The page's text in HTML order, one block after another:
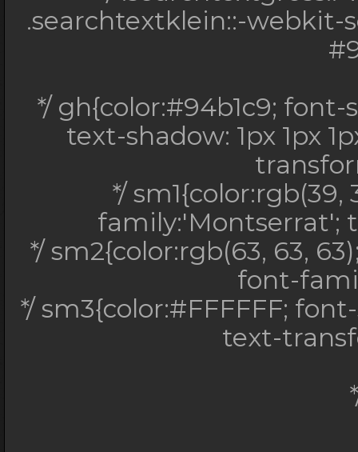
.searchtextklein::-
height: 3px;
*/
*/
piece,
piece {
*/
#000;
*/
font-
.searchtextklein::-webkit-
*/ gh{color:#94b1c9;
text-shadow: 1px 1px
*/
family:'Montserrat';
*/ sm2{color:rgb(63, 63,
font-
*/ sm3{color:#FFFFFF;
text-